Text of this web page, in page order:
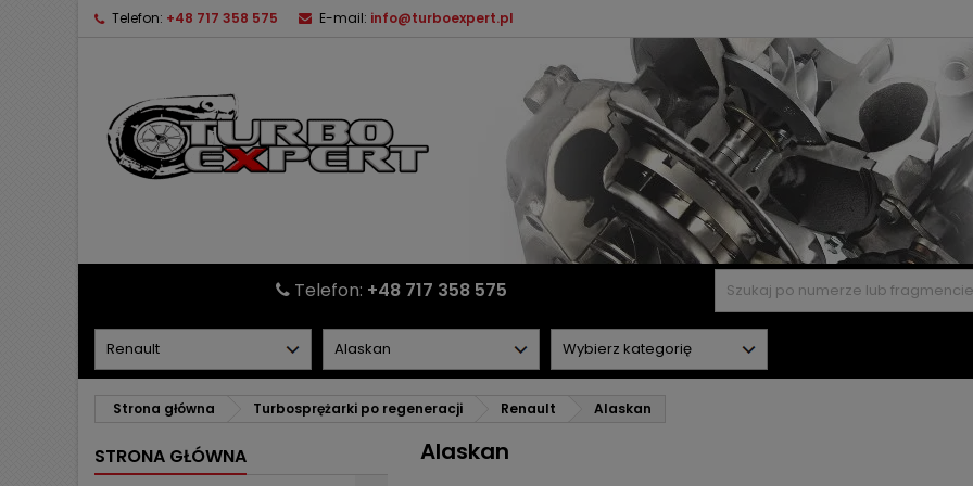
Telefon: +48 717 358 575 E-mail: info@turboexpert.pl
Telefon: +48 717 358 575
Strona główna Turbosprężarki po regeneracji Renault Alaskan
STRONA GŁÓWNA Alaskan